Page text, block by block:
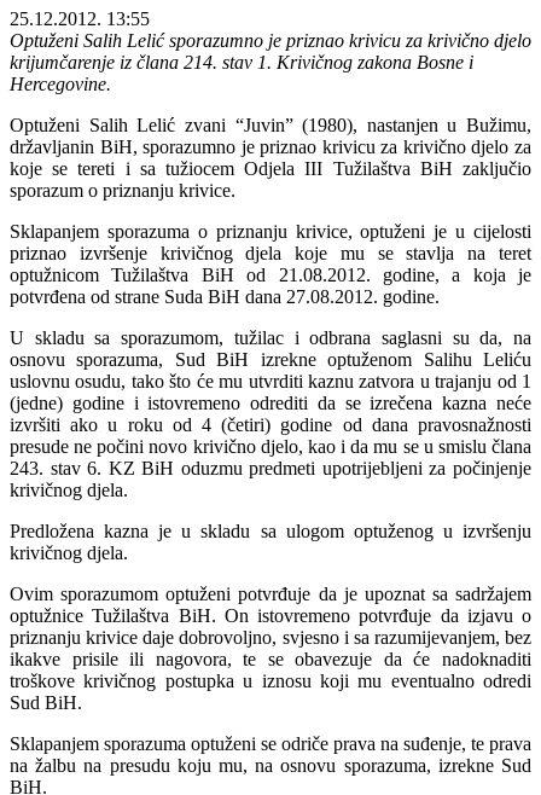
25.12.2012. 13:55
Optuženi Salih Lelić sporazumno je priznao krivicu za krivično djelo
krijumčarenje iz člana 214. stav 1. Krivičnog zakona Bosne i
Hercegovine.
Optuženi Salih Lelić zvani “Juvin” (1980), nastanjen u Bužimu,
državljanin BiH, sporazumno je priznao krivicu za krivično djelo za
koje se tereti i sa tužiocem Odjela III Tužilaštva BiH zaključio
sporazum o priznanju krivice.
Sklapanjem sporazuma o priznanju krivice, optuženi je u cijelosti
priznao izvršenje krivičnog djela koje mu se stavlja na teret
optužnicom Tužilaštva BiH od 21.08.2012. godine, a koja je
potvrđena od strane Suda BiH dana 27.08.2012. godine.
U skladu sa sporazumom, tužilac i odbrana saglasni su da, na
osnovu sporazuma, Sud BiH izrekne optuženom Salihu Leliću
uslovnu osudu, tako što će mu utvrditi kaznu zatvora u trajanju od 1
(jedne) godine i istovremeno odrediti da se izrečena kazna neće
izvršiti ako u roku od 4 (četiri) godine od dana pravosnažnosti
presude ne počini novo krivično djelo, kao i da mu se u smislu člana
243. stav 6. KZ BiH oduzmu predmeti upotrijebljeni za počinjenje
krivičnog djela.
Predložena kazna je u skladu sa ulogom optuženog u izvršenju
krivičnog djela.
Ovim sporazumom optuženi potvrđuje da je upoznat sa sadržajem
optužnice Tužilaštva BiH. On istovremeno potvrđuje da izjavu o
priznanju krivice daje dobrovoljno, svjesno i sa razumijevanjem, bez
ikakve prisile ili nagovora, te se obavezuje da će nadoknaditi
troškove krivičnog postupka u iznosu koji mu eventualno odredi
Sud BiH.
Sklapanjem sporazuma optuženi se odriče prava na suđenje, te prava
na žalbu na presudu koju mu, na osnovu sporazuma, izrekne Sud
BiH.